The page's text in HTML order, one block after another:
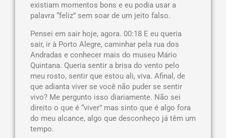
existiam momentos bons e eu podia usar a
palavra “feliz” sem soar de um jeito falso.
Pensei em sair hoje, agora. 00:18 E eu queria
sair, ir à Porto Alegre, caminhar pela rua dos
Andradas e conhecer mais do museu Mário
Quintana. Queria sentir a brisa do vento pelo
meu rosto, sentir que estou ali, viva. Afinal, de
que adianta viver se você não puder se sentir
vivo? Me pergunto isso diariamente. Não sei
direito o que é “viver” mas sinto que é algo fora
do meu alcance, algo que desconheço já têm um
tempo.